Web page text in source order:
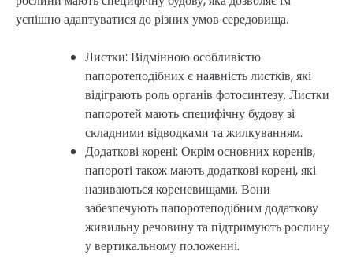
успішно адаптуватися до різних умов середовища.
Листки: Відмінною особливістю
папоротеподібних є наявність листків, які
відіграють роль органів фотосинтезу. Листки
папоротей мають специфічну будову зі
складними відводками та жилкуванням.
Додаткові корені: Окрім основних коренів,
папороті також мають додаткові корені, які
називаються кореневищами. Вони
забезпечують папоротеподібним додаткову
живильну речовину та підтримують рослину
у вертикальному положенні.